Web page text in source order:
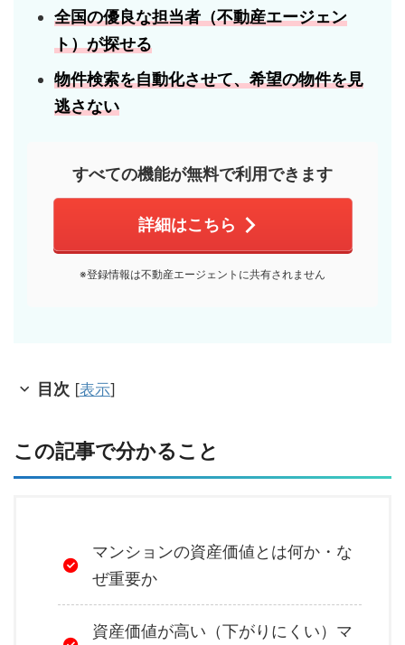
全国の優良な担当者（不動産エージェン
ト）が探せる
物件検索を自動化させて、希望の物件を見
逃さない
すべての機能が無料で利用できます
詳細はこちら
※登録情報は不動産エージェントに共有されません
目次 [表示]
この記事で分かること
マンションの資産価値とは何か・な
ぜ重要か
資産価値が高い（下がりにくい）マ